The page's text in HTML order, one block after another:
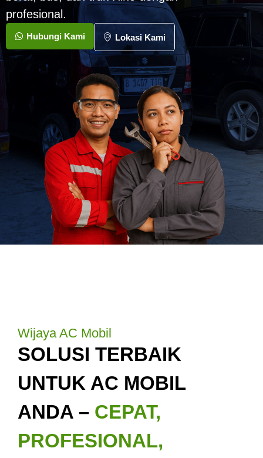
profesional.
Hubungi Kami Lokasi Kami
Wijaya AC Mobil
SOLUSI TERBAIK
UNTUK AC MOBIL
ANDA – CEPAT,
PROFESIONAL,